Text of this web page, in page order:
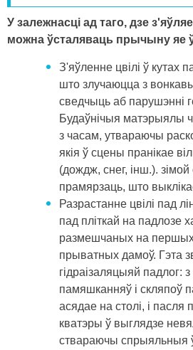
У залежнасці ад таго, дзе
можна ўсталяваць прычыну яе
З'яўленне цвілі ў кутах
што злучаюцца з
сведчыць аб парушэнні
Будаўнічыя матэрыялы
з часам, утвараючы
якія ў сцены пранікае
(дождж, снег, інш.).
прамярзаць, што
Разрастанне цвілі пад
пад пліткай на падлозе
размешчаных на першых
прыватных дамоў. Гэта
гідраізаляцыяй падлог:
памяшканняў і скляпоў
асядае на столі, і пасля
кватэры ў выглядзе
ствараючы спрыяльныя